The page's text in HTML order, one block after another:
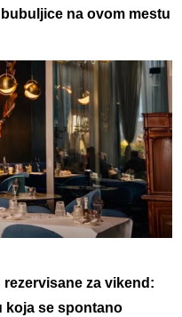
na ovom mestu
za vikend:
koja se spontano